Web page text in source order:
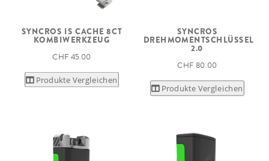
SYNCROS IS CACHE 8CT
KOMBIWERKZEUG
CHF 45.00
Produkte Vergleichen
SYNCROS
DREHMOMENTSCHLÜSSEL
2.0
CHF 80.00
Produkte Vergleichen